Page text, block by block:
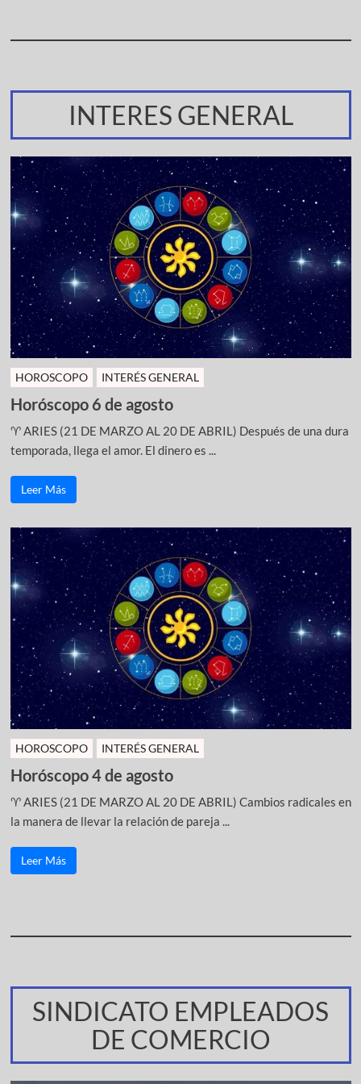
INTERES GENERAL
HOROSCOPO INTERÉS GENERAL
Horóscopo 6 de agosto
♈ ARIES (21 DE MARZO AL 20 DE ABRIL) Después de una dura
temporada, llega el amor. El dinero es ...
Leer Más
HOROSCOPO INTERÉS GENERAL
Horóscopo 4 de agosto
♈ ARIES (21 DE MARZO AL 20 DE ABRIL) Cambios radicales en
la manera de llevar la relación de pareja ...
Leer Más
SINDICATO EMPLEADOS
DE COMERCIO